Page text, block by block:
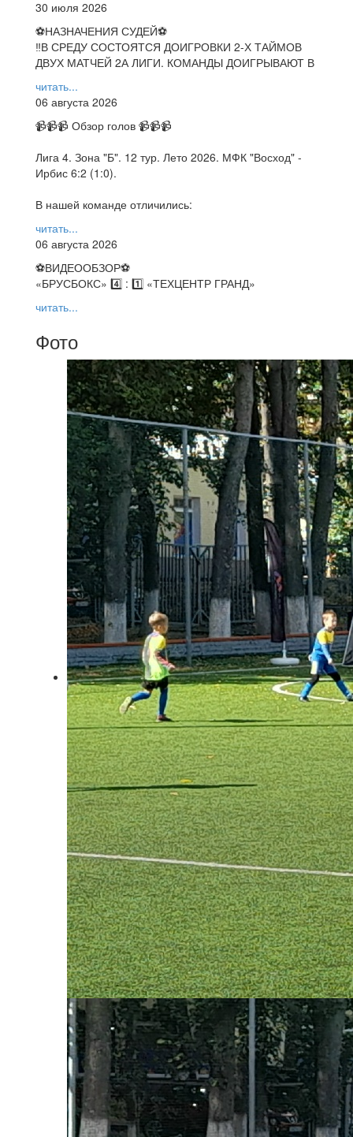
30 июля 2026
⚽НАЗНАЧЕНИЯ СУДЕЙ⚽
‼В СРЕДУ СОСТОЯТСЯ ДОИГРОВКИ 2-Х ТАЙМОВ
ДВУХ МАТЧЕЙ 2А ЛИГИ. КОМАНДЫ ДОИГРЫВАЮТ В
читать...
06 августа 2026
📹📹📹 Обзор голов 📹📹📹
Лига 4. Зона "Б". 12 тур. Лето 2026. МФК "Восход" -
Ирбис 6:2 (1:0).
В нашей команде отличились:
читать...
06 августа 2026
⚽️ВИДЕООБЗОР⚽️
«БРУСБОКС» 4️⃣ : 1️⃣ «ТЕХЦЕНТР ГРАНД»
читать...
Фото